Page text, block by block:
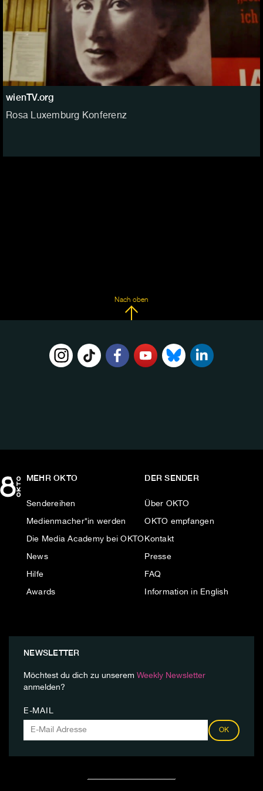
wienTV.org
Rosa Luxemburg Konferenz
Nach oben
MEHR OKTO
Sendereihen
Medienmacher*in werden
Die Media Academy bei OKTO
News
Hilfe
Awards
DER SENDER
Über OKTO
OKTO empfangen
Kontakt
Presse
FAQ
Information in English
NEWSLETTER
Möchtest du dich zu unserem Weekly Newsletter
anmelden?
E-MAIL
OK